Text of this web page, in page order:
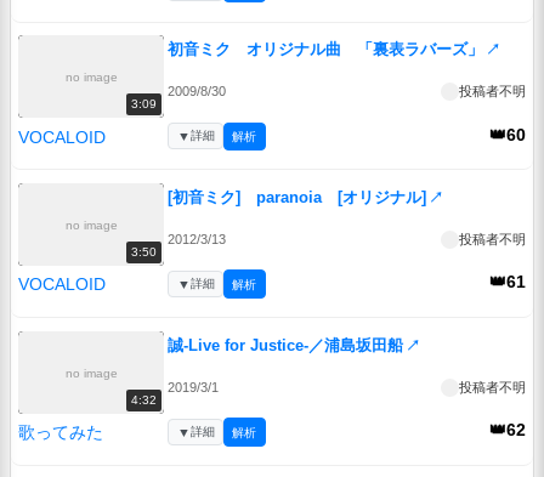
no image
3:09
初音ミク オリジナル曲 「裏表ラバーズ」 ↗
2009/8/30 投稿者不明
VOCALOID 👑60
▼詳細 解析
no image
3:50
[初音ミク] paranoia [オリジナル] ↗
2012/3/13 投稿者不明
VOCALOID 👑61
▼詳細 解析
no image
4:32
誠-Live for Justice-／浦島坂田船 ↗
2019/3/1 投稿者不明
歌ってみた 👑62
▼詳細 解析